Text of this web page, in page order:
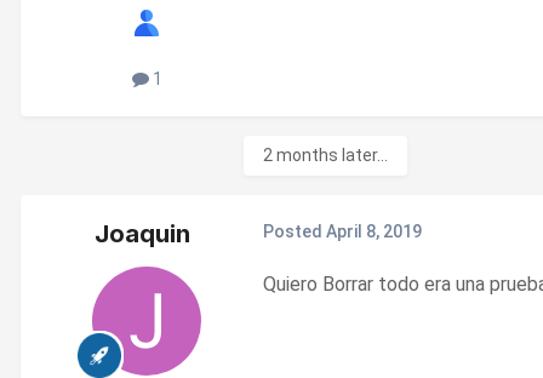
1
2 months later...
Joaquin Posted April 8, 2019
Quiero Borrar todo era una